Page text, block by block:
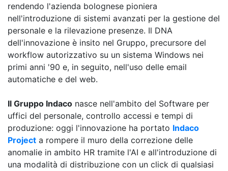
rendendo l'azienda bolognese pioniera
nell'introduzione di sistemi avanzati per la gestione del
personale e la rilevazione presenze. Il DNA
dell'innovazione è insito nel Gruppo, precursore del
workflow autorizzativo su un sistema Windows nei
primi anni '90 e, in seguito, nell'uso delle email
automatiche e del web.
Il Gruppo Indaco nasce nell'ambito del Software per
uffici del personale, controllo accessi e tempi di
produzione: oggi l'innovazione ha portato Indaco
Project a rompere il muro della correzione delle
anomalie in ambito HR tramite l'AI e all'introduzione di
una modalità di distribuzione con un click di qualsiasi